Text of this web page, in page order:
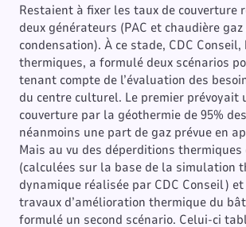
Restaient à fixer les taux de couverture
deux générateurs (PAC et chaudière gaz
condensation). À ce stade, CDC Conseil,
thermiques, a formulé deux scénarios
tenant compte de l’évaluation des
du centre culturel. Le premier prévoyait
couverture par la géothermie de 95%
néanmoins une part de gaz prévue en
Mais au vu des déperditions
(calculées sur la base de la simulation
dynamique réalisée par CDC Conseil) et
travaux d’amélioration thermique du
formulé un second scénario. Celui-ci